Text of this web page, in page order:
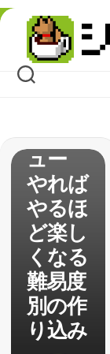
Skip
content
ング】
難易度
Reven
geance
後レビ
ュー
やれば
やるほ
ど楽し
くなる
難易度
別の作
り込み